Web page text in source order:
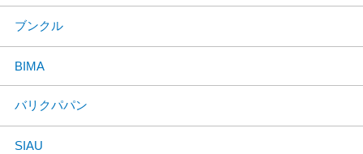
ブンクル
BIMA
バリクパパン
SIAU